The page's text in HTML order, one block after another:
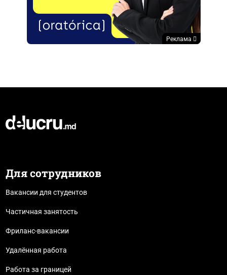
Реклама
Для сотрудников
Вакансии для студентов
Частичная занятость
Фриланс-вакансии
Удалённая работа
Работа за границей